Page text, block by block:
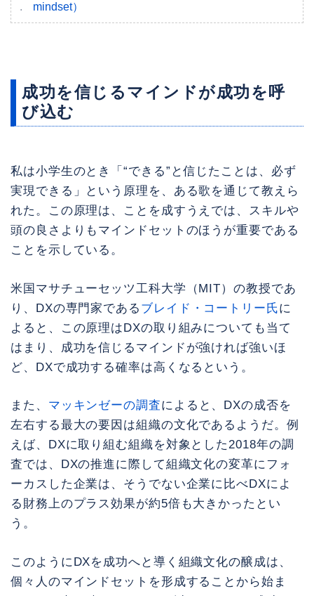
mindset）
成功を信じるマインドが成功を呼
び込む
私は小学生のとき「“できる”と信じたことは、必ず
実現できる」という原理を、ある歌を通じて教えら
れた。この原理は、ことを成すうえでは、スキルや
頭の良さよりもマインドセットのほうが重要である
ことを示している。
米国マサチューセッツ工科大学（MIT）の教授であ
り、DXの専門家である ブレイド・コートリー氏に
よると、この原理はDXの取り組みについても当て
はまり、成功を信じるマインドが強ければ強いほ
ど、DXで成功する確率は高くなるという。
また、 マッキンゼーの調査によると、DXの成否を
左右する最大の要因は組織の文化であるようだ。例
えば、DXに取り組む組織を対象とした2018年の調
査では、DXの推進に際して組織文化の変革にフォ
ーカスした企業は、そうでない企業に比べDXによ
る財務上のプラス効果が約5倍も大きかったとい
う。
このようにDXを成功へと導く組織文化の醸成は、
個々人のマインドセットを形成することから始ま